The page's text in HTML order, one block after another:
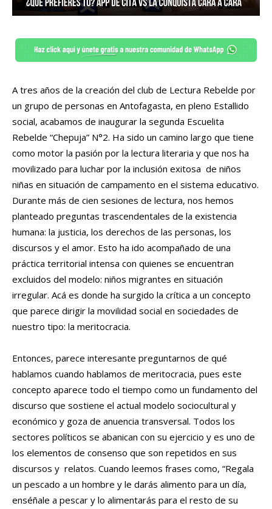
A tres años de la creación del club de Lectura Rebelde por
un grupo de personas en Antofagasta, en pleno Estallido
social, acabamos de inaugurar la segunda Escuelita
Rebelde “Chepuja” N°2. Ha sido un camino largo que tiene
como motor la pasión por la lectura literaria y que nos ha
movilizado para luchar por la inclusión exitosa de niños
niñas en situación de campamento en el sistema educativo.
Durante más de cien sesiones de lectura, nos hemos
planteado preguntas trascendentales de la existencia
humana: la justicia, los derechos de las personas, los
discursos y el amor. Esto ha ido acompañado de una
práctica territorial intensa con quienes se encuentran
excluidos del modelo: niños migrantes en situación
irregular. Acá es donde ha surgido la crítica a un concepto
que parece dirigir la movilidad social en sociedades de
nuestro tipo: la meritocracia.
Entonces, parece interesante preguntarnos de qué
hablamos cuando hablamos de meritocracia, pues este
concepto aparece todo el tiempo como un fundamento del
discurso que sostiene el actual modelo sociocultural y
económico y goza de anuencia transversal. Todos los
sectores políticos se abanican con su ejercicio y es uno de
los elementos de consenso que son repetidos en sus
discursos y relatos. Cuando leemos frases como, “Regala
un pescado a un hombre y le darás alimento para un día,
enséñale a pescar y lo alimentarás para el resto de su